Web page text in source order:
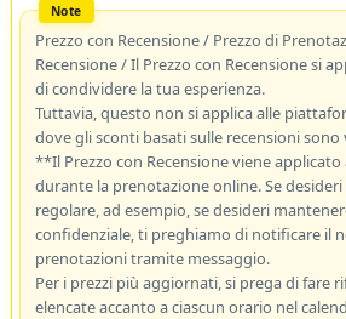
Prezzo con Recensione / Prezzo di
Recensione / Il Prezzo con Recensione si
di condividere la tua esperienza.
Tuttavia, questo non si applica alle
dove gli sconti basati sulle recensioni sono
**Il Prezzo con Recensione viene
durante la prenotazione online. Se
regolare, ad esempio, se desideri
confidenziale, ti preghiamo di notificare il
prenotazioni tramite messaggio.
Per i prezzi più aggiornati, si prega di fare
elencate accanto a ciascun orario nel